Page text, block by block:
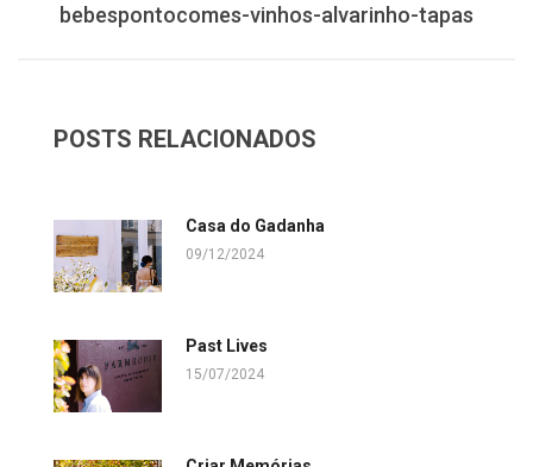
bebespontocomes-vinhos-alvarinho-tapas
POSTS RELACIONADOS
Casa do Gadanha
09/12/2024
Past Lives
15/07/2024